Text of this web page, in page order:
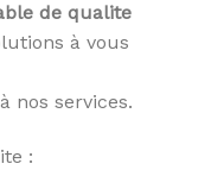
de qualite
à vous
nos services.
: